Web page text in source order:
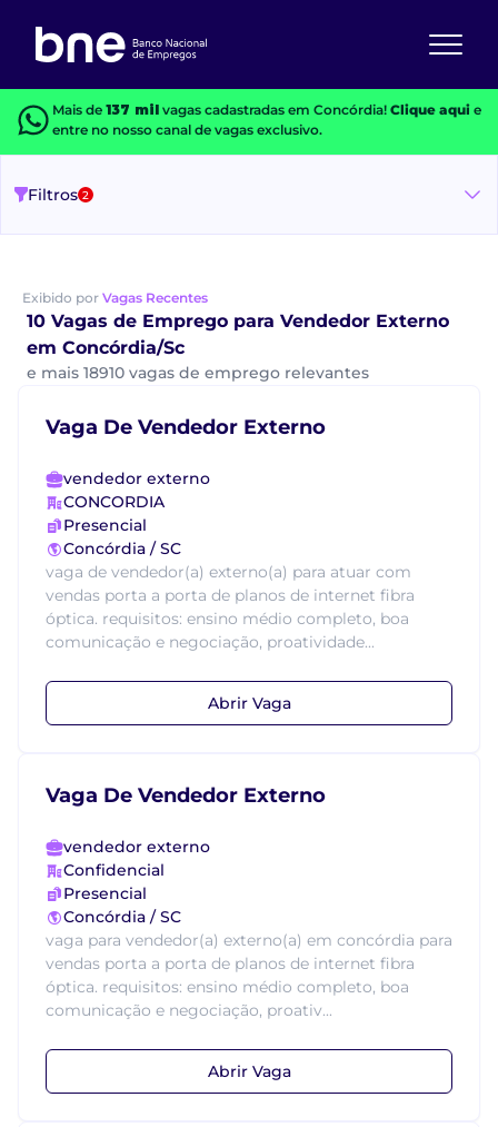
Mais de 137 milvagas cadastradas em Concórdia! Clique aquie
entre no nosso canal de vagas exclusivo.
Filtros 2
Exibido por Vagas Recentes
10 Vagas de Emprego para Vendedor Externo
em Concórdia/Sc
e mais 18910 vagas de emprego relevantes
Vaga De Vendedor Externo
vendedor externo
CONCORDIA
Presencial
Concórdia / SC
vaga de vendedor(a) externo(a) para atuar com
vendas porta a porta de planos de internet fibra
óptica. requisitos: ensino médio completo, boa
comunicação e negociação, proatividade...
Abrir Vaga
Vaga De Vendedor Externo
vendedor externo
Confidencial
Presencial
Concórdia / SC
vaga para vendedor(a) externo(a) em concórdia para
vendas porta a porta de planos de internet fibra
óptica. requisitos: ensino médio completo, boa
comunicação e negociação, proativ...
Abrir Vaga